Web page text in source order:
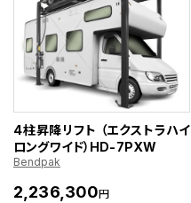
4柱昇降リフト （エクストラハイ
ロングワイド）HD-7PXW
Bendpak
2,236,300円